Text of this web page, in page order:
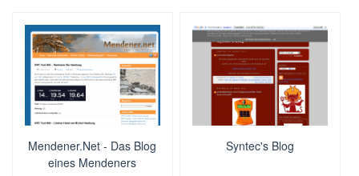
Mendener.Net - Das Blog
eines Mendeners
Syntec's Blog